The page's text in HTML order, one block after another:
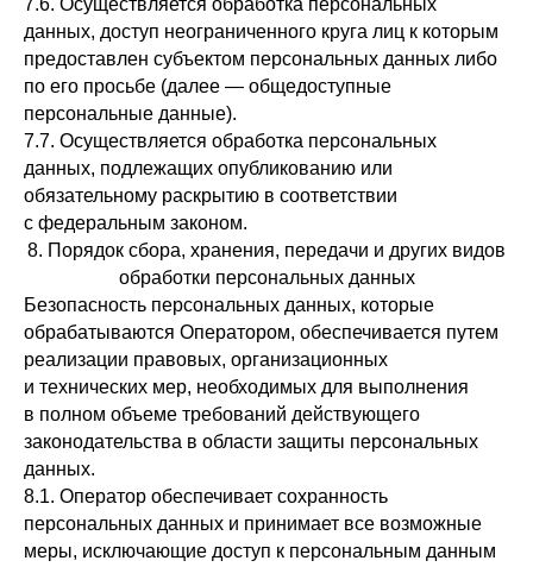
7.6. Осуществляется обработка персональных
данных, доступ неограниченного круга лиц к которым
предоставлен субъектом персональных данных либо
по его просьбе (далее — общедоступные
персональные данные).
7.7. Осуществляется обработка персональных
данных, подлежащих опубликованию или
обязательному раскрытию в соответствии
с федеральным законом.
8. Порядок сбора, хранения, передачи и других видов
обработки персональных данных
Безопасность персональных данных, которые
обрабатываются Оператором, обеспечивается путем
реализации правовых, организационных
и технических мер, необходимых для выполнения
в полном объеме требований действующего
законодательства в области защиты персональных
данных.
8.1. Оператор обеспечивает сохранность
персональных данных и принимает все возможные
меры, исключающие доступ к персональным данным